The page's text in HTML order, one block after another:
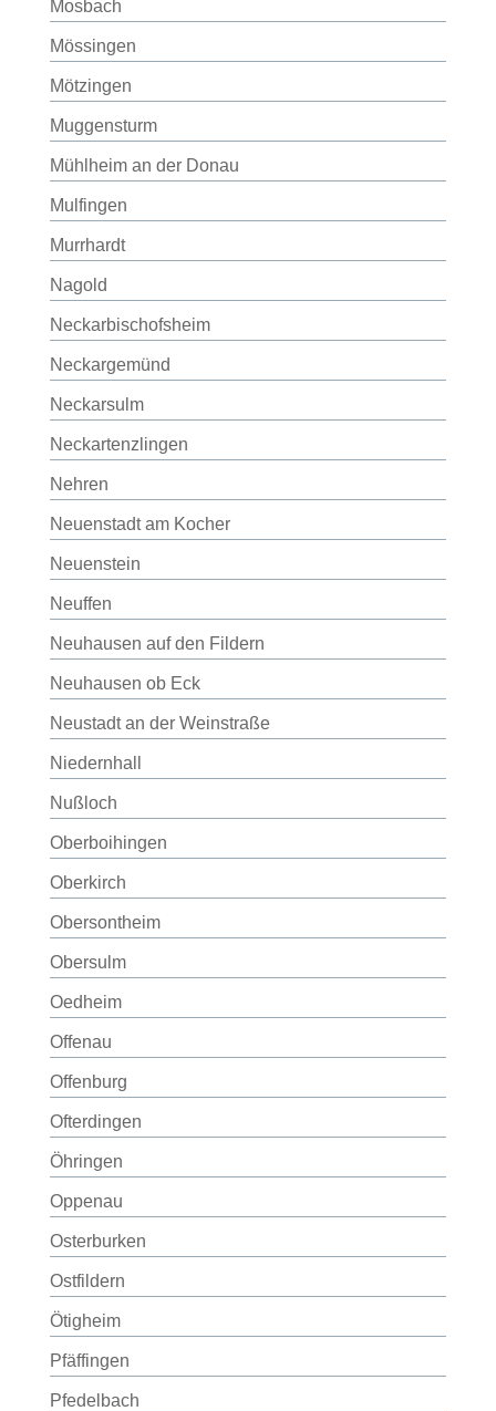
Mosbach
Mössingen
Mötzingen
Muggensturm
Mühlheim an der Donau
Mulfingen
Murrhardt
Nagold
Neckarbischofsheim
Neckargemünd
Neckarsulm
Neckartenzlingen
Nehren
Neuenstadt am Kocher
Neuenstein
Neuffen
Neuhausen auf den Fildern
Neuhausen ob Eck
Neustadt an der Weinstraße
Niedernhall
Nußloch
Oberboihingen
Oberkirch
Obersontheim
Obersulm
Oedheim
Offenau
Offenburg
Ofterdingen
Öhringen
Oppenau
Osterburken
Ostfildern
Ötigheim
Pfäffingen
Pfedelbach